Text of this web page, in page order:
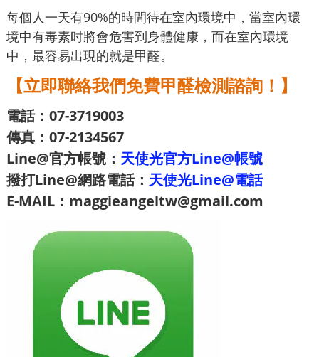
每個人一天有90%的時間待在室內環境中，當室內環
境中有毒素时將會危害到身體健康，而在室內環境
中，最容易出現的就是甲醛。
【立即聯絡我們免費甲醛檢測諮詢！】
電話：07-3719003
傳真：07-2134567
Line@官方帳號： 天使光官方Line@帳號
撥打Line@網路電話： 天使光Line@電話
E-MAIL：maggieangeltw@gmail.com